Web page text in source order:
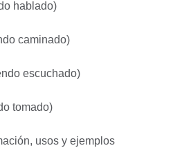
hablado)
caminado)
escuchado)
tomado)
usos y ejemplos